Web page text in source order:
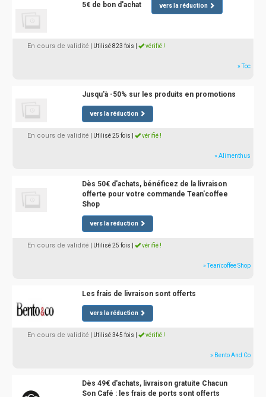
5€ de bon d'achat vers la réduction
En cours de validité | Utilisé 823 fois vérifié !
» Toc
Jusqu'à -50% sur les produits en promotions
vers la réduction
En cours de validité | Utilisé 25 fois vérifié !
» Alimenthus
Dès 50€ d'achats, bénéficez de la livraison
offerte pour votre commande Tean'coffee
Shop
vers la réduction
En cours de validité | Utilisé 25 fois vérifié !
» Tean'coffee Shop
Les frais de livraison sont offerts
vers la réduction
En cours de validité | Utilisé 345 fois vérifié !
» Bento And Co
Dès 49€ d'achats, livraison gratuite Chacun
Son Café : les frais de ports sont offerts